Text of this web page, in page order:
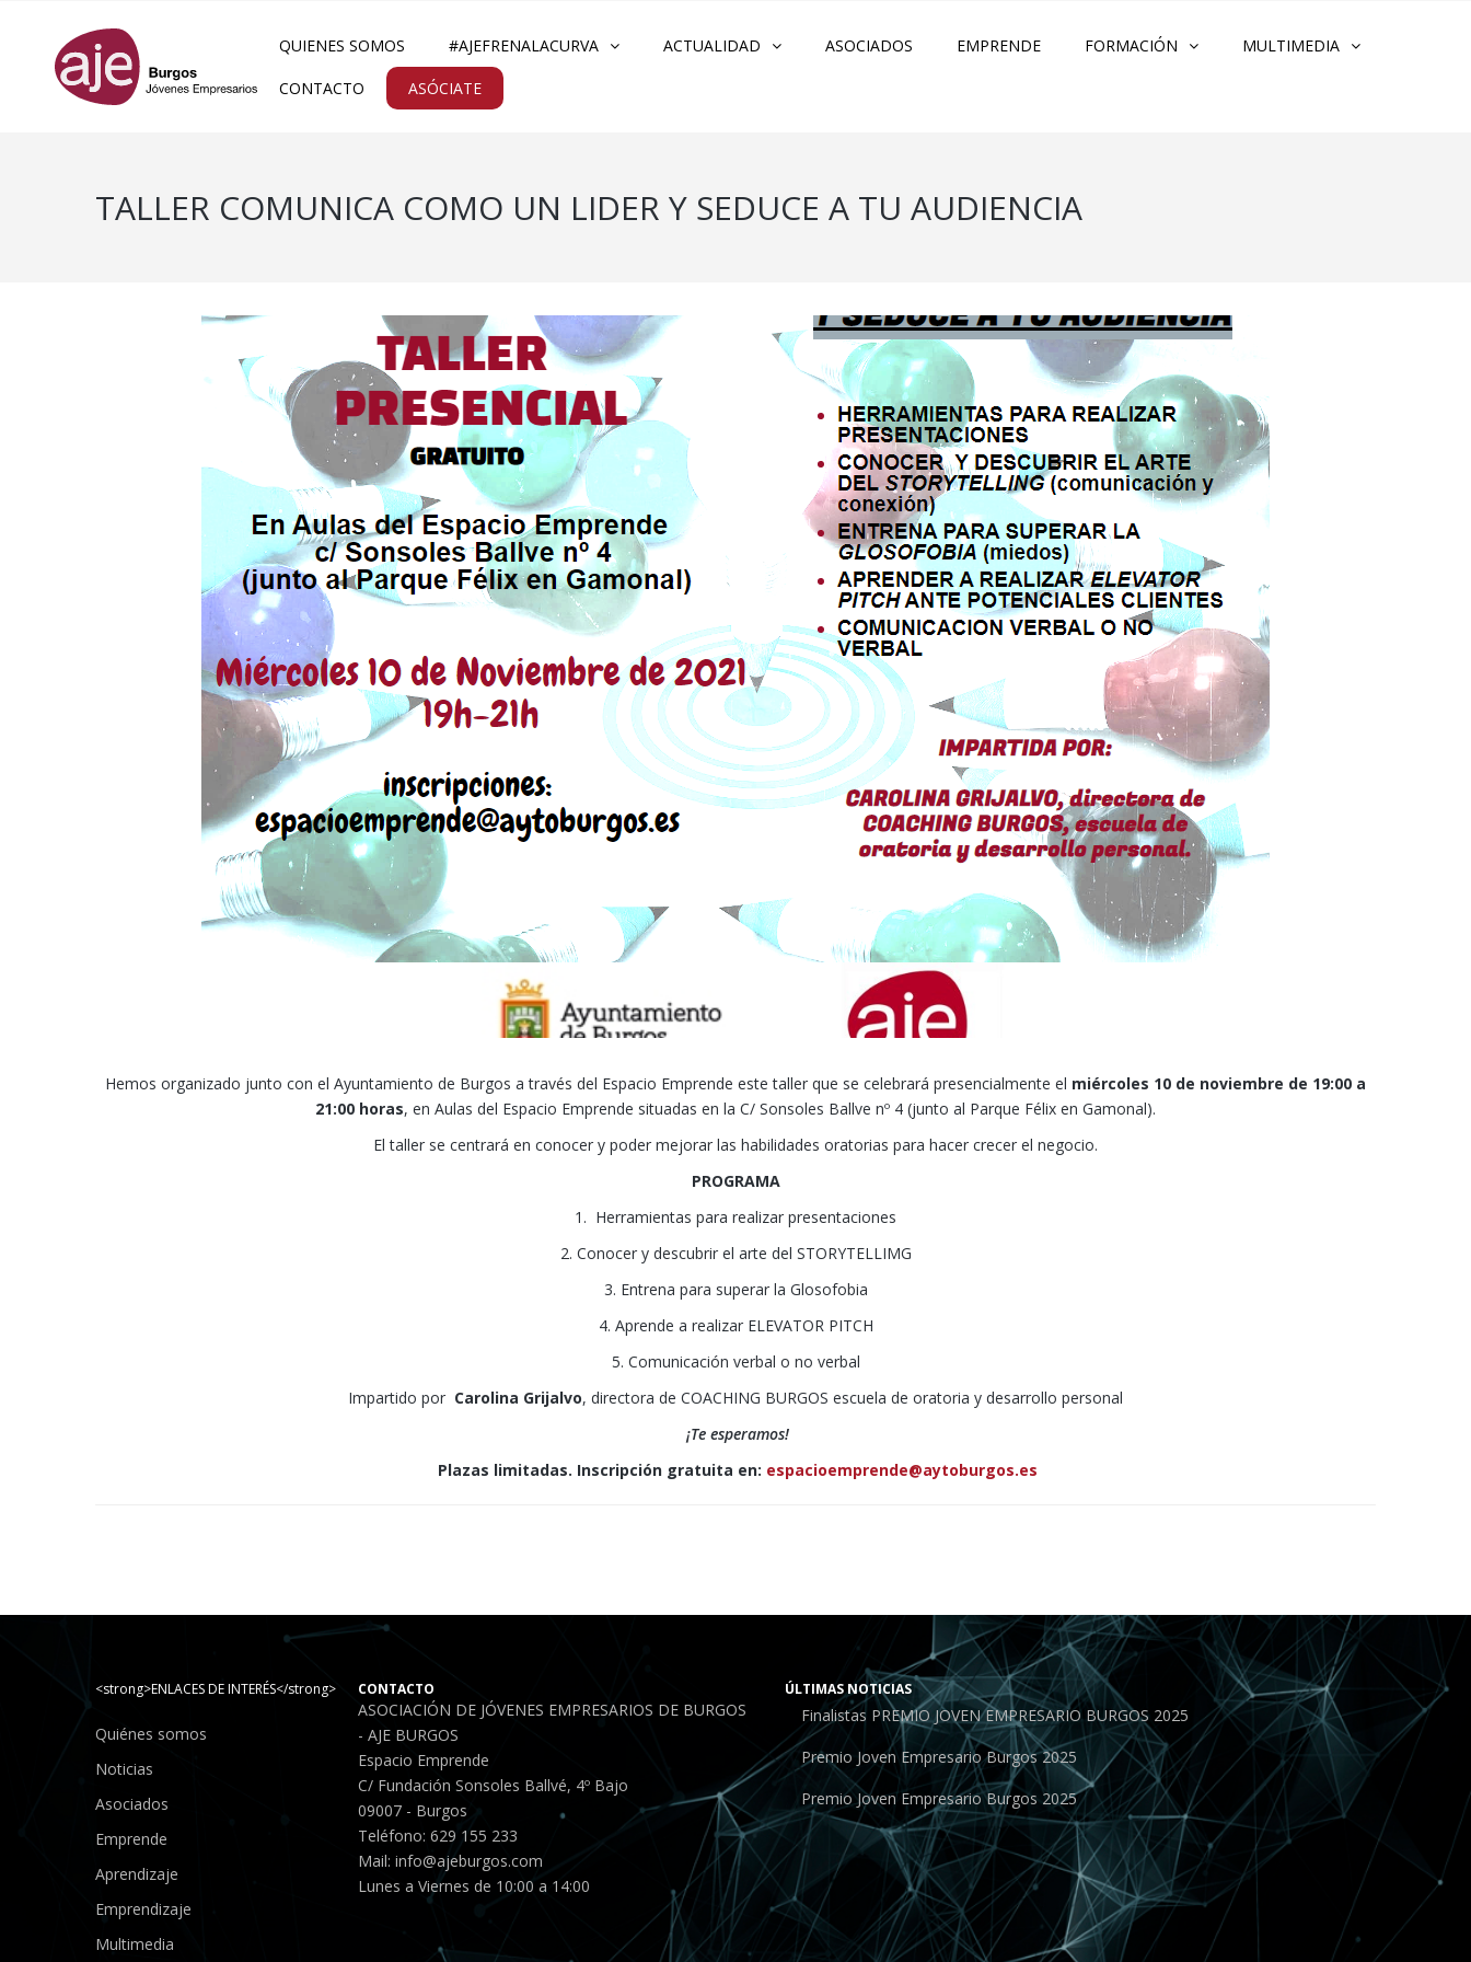
QUIENES SOMOS #AJEFRENALACURVA ACTUALIDAD ASOCIADOS EMPRENDE FORMACIÓN MULTIMEDIA
CONTACTO ASÓCIATE
TALLER COMUNICA COMO UN LIDER Y SEDUCE A TU AUDIENCIA
Hemos organizado junto con el Ayuntamiento de Burgos a través del Espacio Emprende este taller que se celebrará presencialmente el miércoles 10 de noviembre de 19:00 a
21:00 horas, en Aulas del Espacio Emprende situadas en la C/ Sonsoles Ballve nº 4 (junto al Parque Félix en Gamonal).
El taller se centrará en conocer y poder mejorar las habilidades oratorias para hacer crecer el negocio.
PROGRAMA
1. Herramientas para realizar presentaciones
2. Conocer y descubrir el arte del STORYTELLIMG
3. Entrena para superar la Glosofobia
4. Aprende a realizar ELEVATOR PITCH
5. Comunicación verbal o no verbal
Impartido por Carolina Grijalvo, directora de COACHING BURGOS escuela de oratoria y desarrollo personal
¡Te esperamos!
Plazas limitadas. Inscripción gratuita en: espacioemprende@aytoburgos.es
<strong>ENLACES DE INTERÉS</strong>
Quiénes somos
Noticias
Asociados
Emprende
Aprendizaje
Emprendizaje
Multimedia
CONTACTO
ASOCIACIÓN DE JÓVENES EMPRESARIOS DE BURGOS
- AJE BURGOS
Espacio Emprende
C/ Fundación Sonsoles Ballvé, 4º Bajo
09007 - Burgos
Teléfono: 629 155 233
Mail: info@ajeburgos.com
Lunes a Viernes de 10:00 a 14:00
ÚLTIMAS NOTICIAS
Finalistas PREMIO JOVEN EMPRESARIO BURGOS 2025
Premio Joven Empresario Burgos 2025
Premio Joven Empresario Burgos 2025